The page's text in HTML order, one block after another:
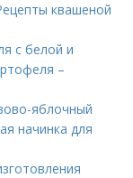
квашеной
с белой и
–
яблочный
начинка для